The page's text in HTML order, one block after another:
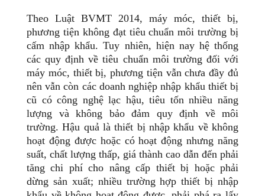
Theo Luật BVMT 2014, máy móc, thiết bị,
phương tiện không đạt tiêu chuẩn môi trường bị
cấm nhập khẩu. Tuy nhiên, hiện nay hệ thống
các quy định về tiêu chuẩn môi trường đối với
máy móc, thiết bị, phương tiện vẫn chưa đầy đủ
nên vẫn còn các doanh nghiệp nhập khẩu thiết bị
cũ có công nghệ lạc hậu, tiêu tốn nhiều năng
lượng và không bảo đảm quy định về môi
trường. Hậu quả là thiết bị nhập khẩu về không
hoạt động được hoặc có hoạt động nhưng năng
suất, chất lượng thấp, giá thành cao dẫn đến phải
tăng chi phí cho nâng cấp thiết bị hoặc phải
dừng sản xuất; nhiều trường hợp thiết bị nhập